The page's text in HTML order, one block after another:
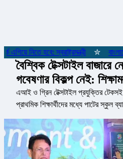
নিতে হবে: স্বরাষ্ট্রমন্ত্রী ✮
বৈশ্বিক টেক্সটাইল বাজারে
গবেষণার বিকল্প নেই:
এআই ও গ্রিন টেক্সটাইল প্রযুক্তির টেকসই
প্রাথমিক শিক্ষার্থীদের মধ্যে পাটের স্কুল